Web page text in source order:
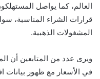
العالم، كما يواصل
قرارات الشراء المناسبة،
المشغولات الذهبية.
ويرى عدد من المتابعين أن
في الأسعار مع ظهور بيانات